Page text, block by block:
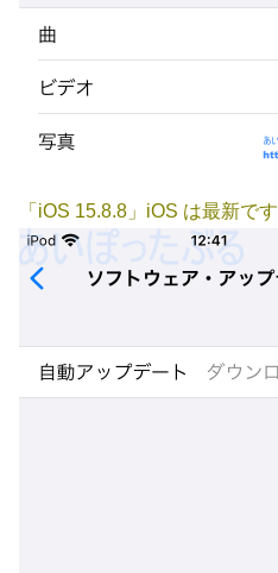
「iOS 15.8.8」iOS は最新です